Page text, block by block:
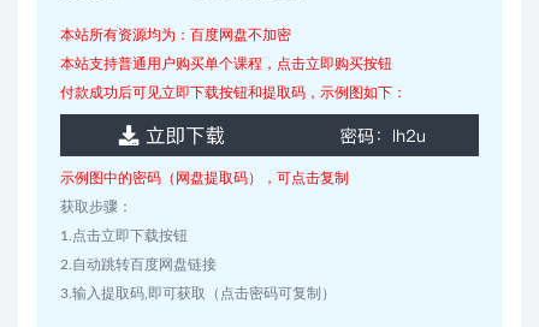
本站所有资源均为：百度网盘不加密
本站支持普通用户购买单个课程，点击立即购买按钮
付款成功后可见立即下载按钮和提取码，示例图如下：
示例图中的密码（网盘提取码），可点击复制
获取步骤：
1.点击立即下载按钮
2.自动跳转百度网盘链接
3.输入提取码,即可获取（点击密码可复制）